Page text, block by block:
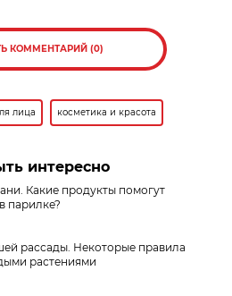
КОММЕНТАРИЙ (0)
лица косметика и красота
интересно
Какие продукты помогут
парилке?
рассады. Некоторые правила
растениями